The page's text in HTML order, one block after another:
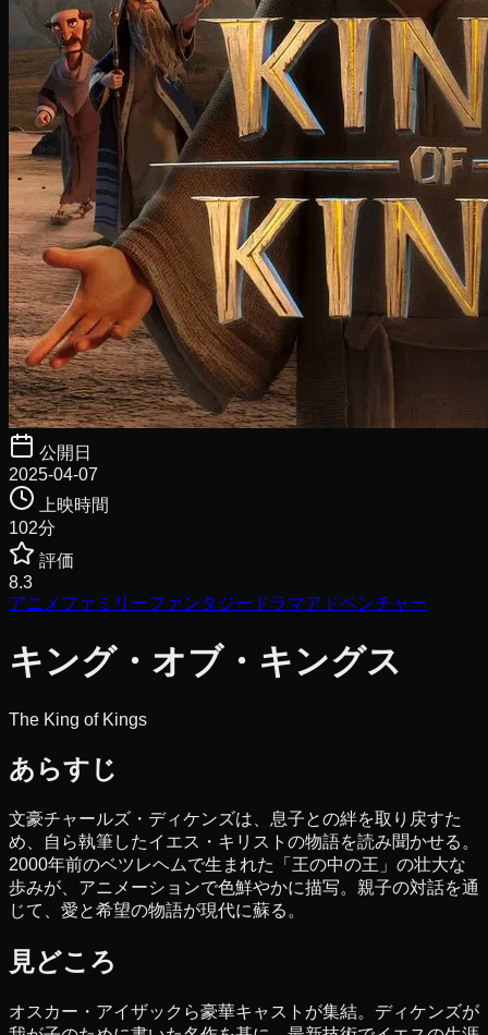
公開日
2025-04-07
上映時間
102分
評価
8.3
アニメ ファミリーファンタジー ドラマアドベンチャー
キング・オブ・キングス
The King of Kings
あらすじ
文豪チャールズ・ディケンズは、息子との絆を取り戻すた
め、自ら執筆したイエス・キリストの物語を読み聞かせる。
2000年前のベツレヘムで生まれた「王の中の王」の壮大な
歩みが、アニメーションで色鮮やかに描写。親子の対話を通
じて、愛と希望の物語が現代に蘇る。
見どころ
オスカー・アイザックら豪華キャストが集結。ディケンズが